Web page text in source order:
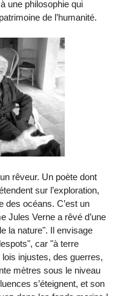
une philosophie qui
de l’humanité.
rêveur. Un poète dont
sur l’exploration,
des océans. C’est un
Jules Verne a rêvé d’une
la nature". Il envisage
car "à terre
lois injustes, des guerres,
mètres sous le niveau
s’éteignent, et son